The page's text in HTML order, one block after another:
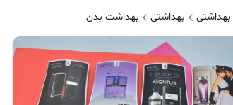
بهداشتی بهداشتی بهداشت بدن